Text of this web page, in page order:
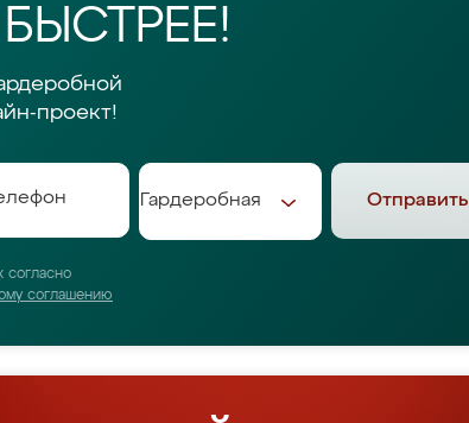
проект!
Отправить
согласно
соглашению